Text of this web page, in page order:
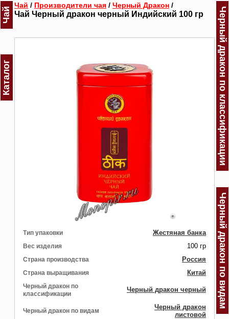
Чай
Каталог
Чай / Производители чая / Черный Дракон /
Чай Черный дракон черный Индийский 100 гр
Тип упаковки Жестяная банка
Вес изделия 100 гр
Страна производства Россия
Страна выращивания Китай
Черный дракон по
классификации
Черный дракон черный
Черный дракон по видам
Черный дракон
листовой
Черный дракон по классификации
Черный дракон по видам